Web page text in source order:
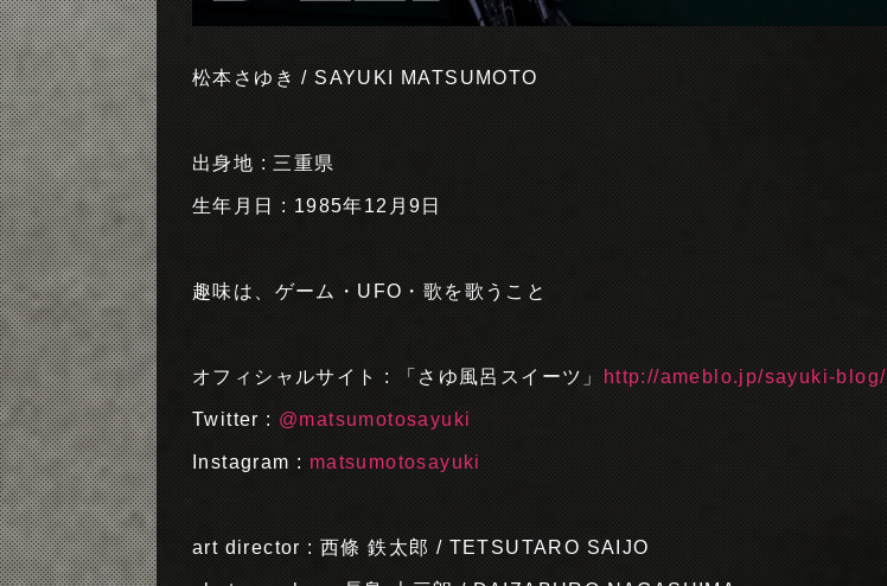
松本さゆき / SAYUKI MATSUMOTO
出身地 : 三重県
生年月日 : 1985年12月9日
趣味は、ゲーム・UFO・歌を歌うこと
オフィシャルサイト : 「さゆ風呂スイーツ」 http://ameblo.jp/sayuki-blog/
Twitter : @matsumotosayuki
Instagram : matsumotosayuki
art director : 西條 鉄太郎 / TETSUTARO SAIJO